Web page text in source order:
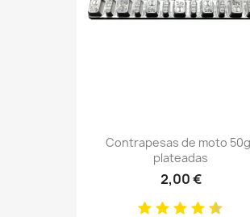
Contrapesas de moto
plateadas
2,00 €